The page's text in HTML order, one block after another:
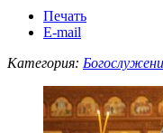
Печать
E-mail
Категория: